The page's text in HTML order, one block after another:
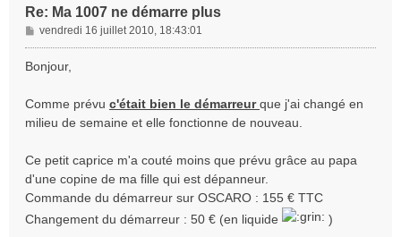
Re: Ma 1007 ne démarre plus
M
e
s
g
e
vendredi 16 juillet 2010, 18:43:01
Bonjour,
Comme prévu c'était bien le démarreurque j'ai changé en
milieu de semaine et elle fonctionne de nouveau.
Ce petit caprice m'a couté moins que prévu grâce au papa
d'une copine de ma fille qui est dépanneur.
Commande du démarreur sur OSCARO : 155 € TTC
Changement du démarreur : 50 € (en liquide
)